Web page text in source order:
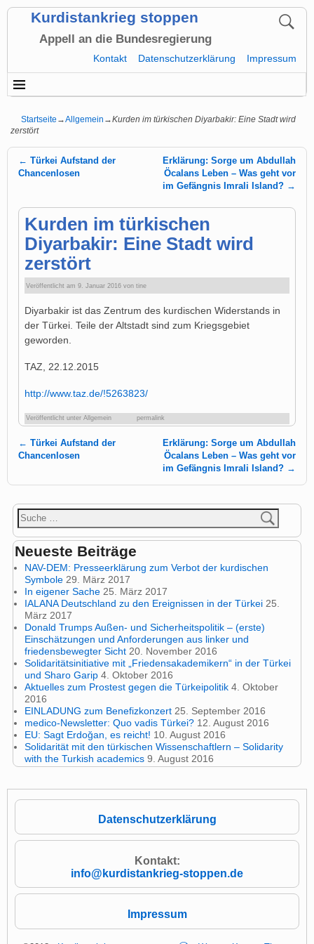
Kurdistankrieg stoppen
Appell an die Bundesregierung
Kontakt Datenschutzerklärung Impressum
Startseite →Allgemein →Kurden im türkischen Diyarbakir: Eine Stadt wird
zerstört
Artikelnavigation
← Türkei Aufstand der
Chancenlosen
Erklärung: Sorge um Abdullah
Öcalans Leben – Was geht vor
im Gefängnis Imrali Island? →
Kurden im türkischen
Diyarbakir: Eine Stadt wird
zerstört
Veröffentlicht am 9. Januar 2016 von tine
Diyarbakir ist das Zentrum des kurdischen Widerstands in
der Türkei. Teile der Altstadt sind zum Kriegsgebiet
geworden.
TAZ, 22.12.2015
http://www.taz.de/!5263823/
Veröffentlicht unter Allgemein permalink
Artikelnavigation
← Türkei Aufstand der
Chancenlosen
Erklärung: Sorge um Abdullah
Öcalans Leben – Was geht vor
im Gefängnis Imrali Island? →
Neueste Beiträge
NAV-DEM: Presseerklärung zum Verbot der kurdischen
Symbole 29. März 2017
In eigener Sache 25. März 2017
IALANA Deutschland zu den Ereignissen in der Türkei 25.
März 2017
Donald Trumps Außen- und Sicherheitspolitik – (erste)
Einschätzungen und Anforderungen aus linker und
friedensbewegter Sicht 20. November 2016
Solidaritätsinitiative mit „Friedensakademikern“ in der Türkei
und Sharo Garip 4. Oktober 2016
Aktuelles zum Prostest gegen die Türkeipolitik 4. Oktober
2016
EINLADUNG zum Benefizkonzert 25. September 2016
medico-Newsletter: Quo vadis Türkei? 12. August 2016
EU: Sagt Erdoğan, es reicht! 10. August 2016
Solidarität mit den türkischen Wissenschaftlern – Solidarity
with the Turkish academics 9. August 2016
Datenschutzerklärung
Kontakt:
info@kurdistankrieg-stoppen.de
Impressum